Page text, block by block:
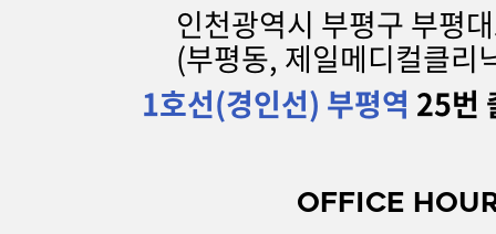
인천광역시 부평구 부평
(부평동, 제일메디컬클리
1호선(경인선) 부평역 25번
OFFICE